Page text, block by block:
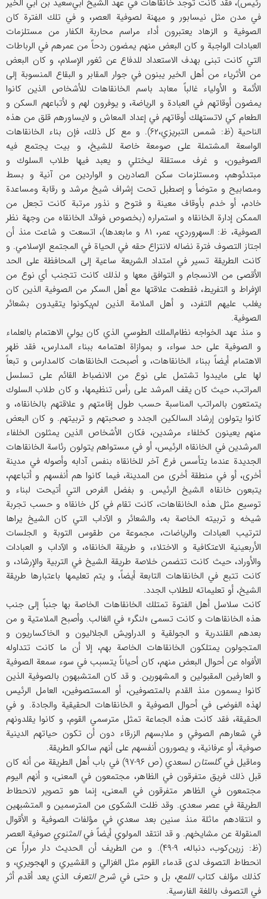
رئيس)، فقد كانت توجد خانقاهات في عهد الشيخ أبي‌سعيد بن أبي الخير
في مدن مثل نيسابور و ميهنة لصوفية العصر، و في تلك الفترة كان
الصوفية و الزهاد يعتبرون أداء مراسم محاربة الكفار من مستلزمات
العبادات الواجبة و كان البعض منهم يمضون ردحاً من عمرهم في الرباطات
التي كانت تبنى بهدف الاستعداد للدفاع عن ثغور الإسلام، و كان البعض
من الأثرياء من أهل الخير يبنون في جوار المقابر و البقاع المنسوبة إلى
الأئمة و الأولياء غالباً معابد باسم الخانقاهات للأشخاص الذين كانوا
يمضون أوقاتهم في العبادة و الرياضة، و يوفرون لهم و لأتباعهم السكن و
الطعام كي لاتستهلك أوقاتهم في إعداد المعاش و لايساورهم قلق من هذه
الناحية (ظ: شمس التبريزي،۶۲). و مع كل ذلك، فإن بناء الخانقاهات
الواسعة المشتملة على صومعة خاصة للشيخ، و بيت يجتمع فيه
الصوفيون، و غرف مستقلة ليختلي و يعبد فيها طلاب السلوك و
مبتدئوهم، ومستلزمات سكن الصادرين و الواردين من آنية و بسط
ومصابيح و متوضأ و إصطبل تحت إشراف شيخ مرشد و رقابة ومساعدة
خادم، أو خدم بأوقاف معينة و فتوح و نذور مرتبة كانت تجعل من
الممكن إدارة الخانقاه و استمراره (بخصوص فوائد الخانقاه من وجهة نظر
الصوفية، ظ: السهروردي، عمر، ۸۱ و مابعدها)، اتسعت و شاعت منذ أن
اجتاز التصوف فترة نضاله لانتزاع حقه في الحياة في المجتمع الإسلامي. و
كانت الطريقة تسير في امتداد الشريعة ساعية إلى المحافظة على الحد
الأقصى من الانسجام و التوافق معها و لذلك كانت تتجنب أي نوع من
الإفراط و التفريط، فقطعت علاقتها مع أهل السكر من الصوفية الذين كان
يغلب عليهم التفرد، و أهل الملامة الذين لم‌يكونوا يتقيدون بشعائر
الصوفية.
و منذ عهد الخواجه نظام‌الملك الطوسي الذي كان يولي الاهتمام بالعلماء
و الصوفية على حد سواء، و بموازاة اهتمامه ببناء المدارس، فقد ظهر
الاهتمام أيضاً ببناء الخانقاهات، و أصبحت الخانقاهات كالمدارس و تبعاً
لها على مايبدوا تشتمل على نوع من الانضباط القائم على تسلسل
المراتب، حيث كان يقف المرشد على رأس تنظيمها، و كان طلاب السلوك
يتمتعون بالمراتب المناسبة حسب طول إقامتهم و علاقتهم بالخانقاه، و
كانوا يتولون إرشاد السالكين الجدد و صحبتهم و تربيتهم. و كان البعض
منهم يعينون كخلفاء مرشدين، فكان الأشخاص الذين يمثلون الخلفاء
المرشدين في الخانقاه الرئيس، أو في مستواهم يتولون رئاسة الخانقاهات
الجديدة عندما يتأسس فرع آخر للخانقاه بنفس آدابه وأصوله في مدينة
أخرى، أو في منطقة أخرى من المدينة، فيما كانوا هم أنفسهم و أتباعهم،
يتبعون خانقاه الشيخ الرئيس. و بفضل الفرص التي أتيحت لبناء و
توسيع مثل هذه الخانقاهات، كانت تقام في كل خانقاه و حسب تجربة
شيخه و تربيته الخاصة به، والشعائر و الآداب التي كان الشيخ يراها
لترتيب العبادات والرياضات، مجموعة من طقوس التوبة و الجلسات
الأربعينية الاعتكافية و الاختلاء، و طريقة الخانقاه، و الآداب و العبادات
والأوراد، حيث كانت تتضمن خلاصة طريقة الشيخ في التربية والإرشاد، و
كانت تتبع في الخانقاهات التابعة أيضاً، و يتم تعليمها باعتبارها طريقة
الشيخ، أو تعليماته للطلاب الجدد.
كانت سلاسل أهل الفتوة تمتلك الخانقاهات الخاصة بها جنباً إلى جنب
هذه الخانقاهات و كانت تسمى «لنگر» في الغالب. وأصبح الملامتية و من
بعدهم القلندرية و الجولقية و الدراويش الجلاليون و الخاكساريون و
المتجولون يمتلكون الخانقاهات الخاصة بهم، إلا أن ما كانت تتداوله
الأفواه عن أحوال البعض منهم، كان أحياناً يتسبب في سوء سمعة الصوفية
و العارفين المقبولين و المشهورين. و قد كان المتشبهون بالصوفية الذين
كانوا يسمون منذ القدم بالمتصوفين، أو المستصوفين، العامل الرئيس
لهذه الفوضى في أحوال الصوفية و الخانقاهات الحقيقية والجادة. و في
الحقيقة، فقد كانت هذه الجماعة تمثل مترسمي القوم، و كانوا يقلدونهم
في شعارهم الصوفي و ملابسهم الزرقاء دون أن تكون حياتهم الدينية
صوفية، أو عرفانية، و يصورون أنفسهم على أنهم سالكو الطريقة.
وماقيل فيگلستان
لسعدي (ص ۹۶-۹۷) في باب أهل الطريقة من أنه كان
قبل ذلك فريق متفرقون في الظاهر، مجتمعون في المعنى، و أنهم اليوم
مجتمعون في الظاهر متفرقون في المعنى، إنما هو تصوير لانحطاط
الطريقة في عصر سعدي. وقد ظلت الشكوى من المترسمين و المتشبهين
و انتقادهم ماثلة منذ سنين بعد سعدي في مؤلفات الصوفية و الأقوال
المنقولة عن مشايخهم. و قد انتقد المولوي أيضاً فيالمثنويصوفية العصر
(ظ: زرين‌كوب، دنباله، ۹-۴۹). و من الطريف أن الحديث دار مراراً عن
انحطاط التصوف لدى قدماء القوم مثل الغزالي و القشيري و الهجويري، و
كذلك مؤلف كتاباللمع، بل و حتى في شرح التعرف الذي يعد أقدم أثر
في التصوف باللغة الفارسية.